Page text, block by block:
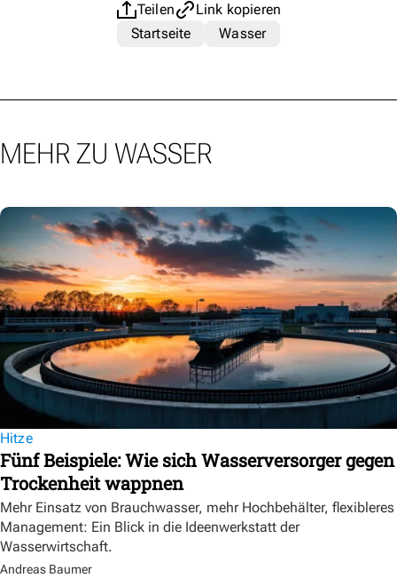
Teilen
Link kopieren
Startseite
Wasser
MEHR ZU WASSER
Hitze
Fünf Beispiele: Wie sich Wasserversorger gegen
Trockenheit wappnen
Mehr Einsatz von Brauchwasser, mehr Hochbehälter, flexibleres
Management: Ein Blick in die Ideenwerkstatt der
Wasserwirtschaft.
Andreas Baumer